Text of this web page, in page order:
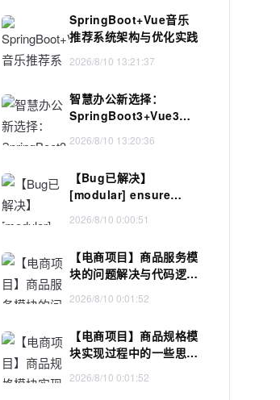
SpringBoot+Vue音乐
推荐系统架构与优化实践
2026/8/10 13:21:37
智慧办公新选择：
SpringBoot3+Vue3构
2026/8/10 13:20:36
【Bug已解决】
[modular] ensure
defaults 解决方案
2026/8/10 0:00:51
【电商项目】商品服务模
块的问题解决与代码逻辑
2026/8/10 0:01:52
【电商项目】商品规格模
块实现过程中的一些思考
2026/8/10 0:01:52